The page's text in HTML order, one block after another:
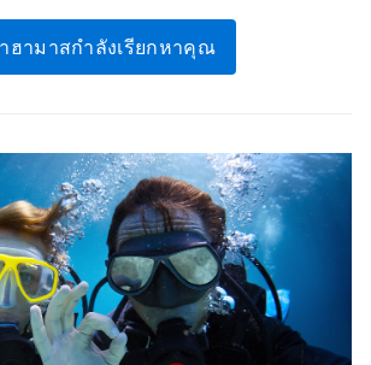
ฮามาสกำลังเรียกหาคุณ